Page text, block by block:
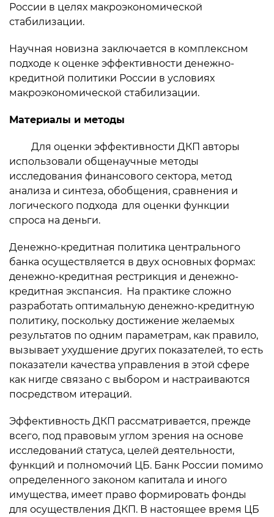
России в целях макроэкономической
стабилизации.
Научная новизна заключается в комплексном
подходе к оценке эффективности денежно-
кредитной политики России в условиях
макроэкономической стабилизации.
Материалы и методы
Для оценки эффективности ДКП авторы
использовали общенаучные методы
исследования финансового сектора, метод
анализа и синтеза, обобщения, сравнения и
логического подхода для оценки функции
спроса на деньги.
Денежно-кредитная политика центрального
банка осуществляется в двух основных формах:
денежно-кредитная рестрикция и денежно-
кредитная экспансия. На практике сложно
разработать оптимальную денежно-кредитную
политику, поскольку достижение желаемых
результатов по одним параметрам, как правило,
вызывает ухудшение других показателей, то есть
показатели качества управления в этой сфере
как нигде связано с выбором и настраиваются
посредством итераций.
Эффективность ДКП рассматривается, прежде
всего, под правовым углом зрения на основе
исследований статуса, целей деятельности,
функций и полномочий ЦБ. Банк России помимо
определенного законом капитала и иного
имущества, имеет право формировать фонды
для осуществления ДКП. В настоящее время ЦБ